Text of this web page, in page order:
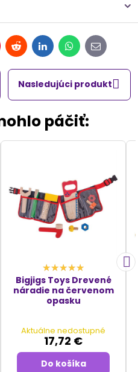
RedditLinkedInWhatsApp
E-
mail
Nasledujúci produkt
páčiť:
Bigjigs Toys Drevené
náradie na červenom
opasku
Aktuálne nedostupné
17,72 €
Do košíka